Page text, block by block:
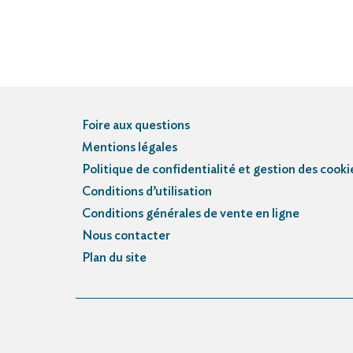
Foire aux questions
Mentions légales
Politique de confidentialité et gestion des
Conditions d’utilisation
Conditions générales de vente en ligne
Nous contacter
Plan du site